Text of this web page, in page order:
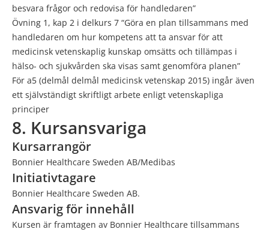
besvara frågor och redovisa för handledaren”
Övning 1, kap 2 i delkurs 7 “Göra en plan tillsammans med
handledaren om hur kompetens att ta ansvar för att
medicinsk vetenskaplig kunskap omsätts och tillämpas i
hälso- och sjukvården ska visas samt genomföra planen”
För a5 (delmål delmål medicinsk vetenskap 2015) ingår även
ett självständigt skriftligt arbete enligt vetenskapliga
principer
8. Kursansvariga
Kursarrangör
Bonnier Healthcare Sweden AB/Medibas
Initiativtagare
Bonnier Healthcare Sweden AB.
Ansvarig för innehåll
Kursen är framtagen av Bonnier Healthcare tillsammans